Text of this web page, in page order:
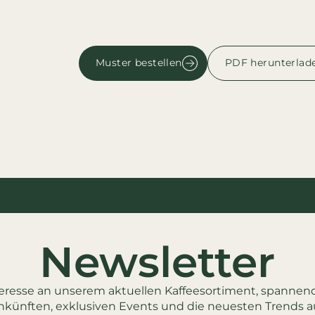
Muster bestellen PDF
Newsletter
an unserem aktuellen Kaffeesortiment,
exklusiven Events und die neuesten Trends